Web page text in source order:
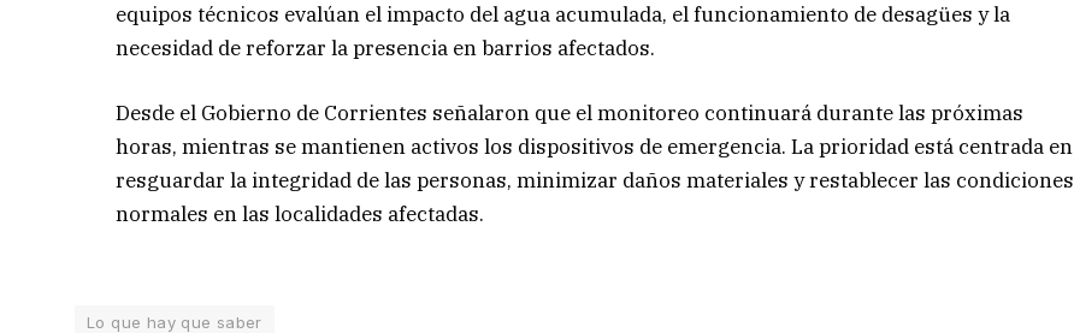
equipos técnicos evalúan el impacto del agua acumulada, el funcionamiento de desagües y la
necesidad de reforzar la presencia en barrios afectados.
Desde el Gobierno de Corrientes señalaron que el monitoreo continuará durante las próximas
horas, mientras se mantienen activos los dispositivos de emergencia. La prioridad está centrada en
resguardar la integridad de las personas, minimizar daños materiales y restablecer las condiciones
normales en las localidades afectadas.
Lo que hay que saber